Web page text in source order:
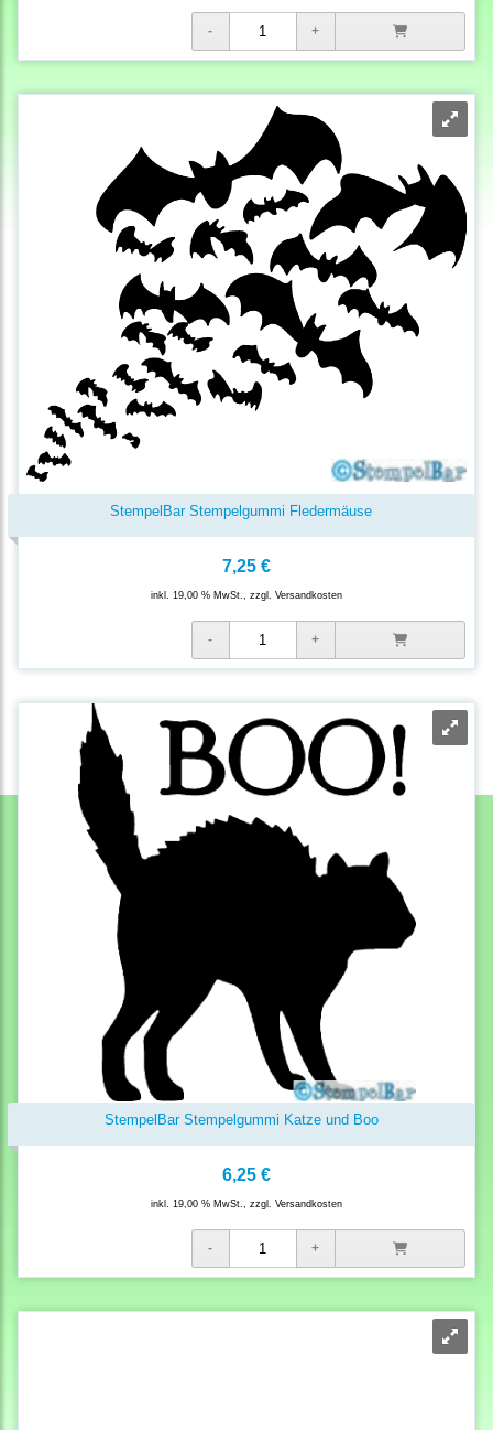
StempelBar Stempelgummi Fledermäuse
7,25 €
inkl. 19,00 % MwSt., zzgl. Versandkosten
StempelBar Stempelgummi Katze und Boo
6,25 €
inkl. 19,00 % MwSt., zzgl. Versandkosten